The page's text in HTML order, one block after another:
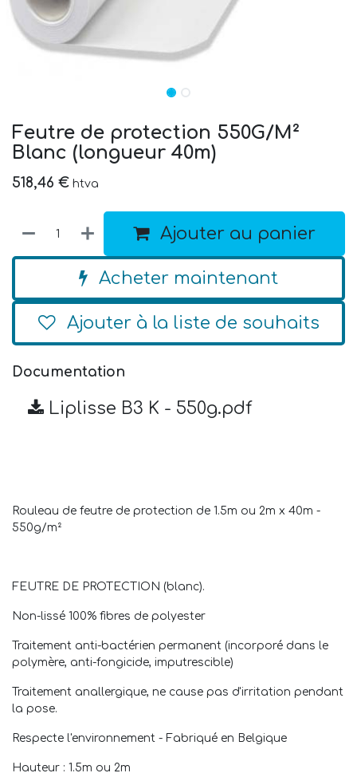
Feutre de protection 550G/M²
Blanc (longueur 40m)
518,46 € htva
Ajouter au panier
Acheter maintenant
Ajouter à la liste de souhaits
Documentation
Liplisse B3 K - 550g.pdf
Rouleau de feutre de protection de 1.5m ou 2m x 40m -
550g/m²
FEUTRE DE PROTECTION (blanc).
Non-lissé 100% fibres de polyester
Traitement anti-bactérien permanent (incorporé dans le
polymère, anti-fongicide, imputrescible)
Traitement anallergique, ne cause pas d'irritation pendant
la pose.
Respecte l'environnement - Fabriqué en Belgique
Hauteur : 1.5m ou 2m